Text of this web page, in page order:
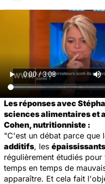
Les réponses avec
sciences alimentaires et
Cohen, nutritionniste :
"C'est un débat parce que
additifs, les épaississants
régulièrement étudiés
temps en temps de
apparaître. Et cela fait